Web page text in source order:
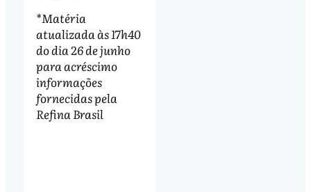
*Matéria
atualizada às 17h40
do dia 26 de junho
para acréscimo
informações
fornecidas pela
Refina Brasil